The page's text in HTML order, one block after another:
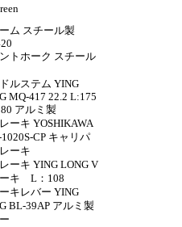
ム スチール製
トホーク スチール
ルステム YING
MQ-417 22.2 L:175
アルミ製
ーキ YOSHIKAWA
CP キャリパ
ーキ
ーキ YING LONG V
キ L：108
キレバー YING
BL-39AP アルミ製